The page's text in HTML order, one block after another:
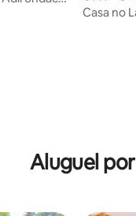
Casa no
Aluguel